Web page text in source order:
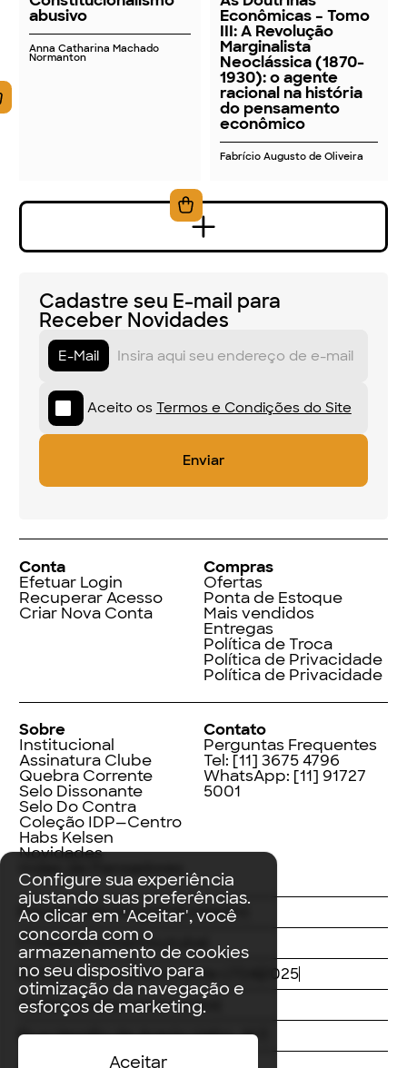
Configure sua experiência
ajustando suas preferências.
Ao clicar em 'Aceitar', você
concorda com o
armazenamento de cookies
no seu dispositivo para
otimização da navegação e
esforços de marketing.
Aceitar
abusivo
Anna Catharina Machado
Normanton
Econômicas – Tomo
III: A Revolução
Marginalista
Neoclássica (1870-
1930): o agente
racional na história
do pensamento
econômico
Fabrício Augusto de Oliveira
Cadastre seu E-mail para
Receber Novidades
E-Mail
Aceito os Termos e Condições do Site
Conta
Efetuar Login
Recuperar Acesso
Criar Nova Conta
Compras
Ofertas
Ponta de Estoque
Mais vendidos
Entregas
Política de Troca
Política de Privacidade
Política de Privacidade
Sobre
Institucional
Assinatura Clube
Quebra Corrente
Selo Dissonante
Selo Do Contra
Coleção IDP—Centro
Habs Kelsen
Novidades
Index de Pensadores
Contato
Perguntas Frequentes
Tel: [11] 3675 4796
WhatsApp: [11] 91727
5001
FacebookInstagramLinkedIn
ThreadsTwitterYoutube
© Editora Contracorrente LTDA
2025
Todos direitos reservados
Rua Vergílio de Araújo Valim, 167